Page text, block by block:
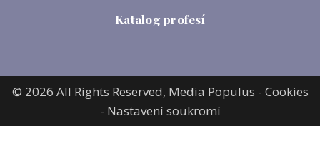
Katalog profesí
© 2026 All Rights Reserved, Media Populus - Cookies
- Nastavení soukromí